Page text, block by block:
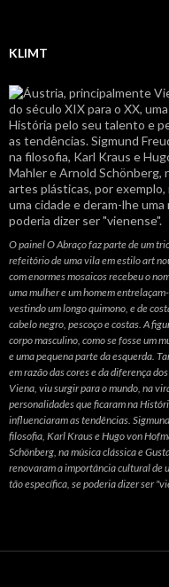
KLIMT
O painel O Abraço faz parte de um
refeitório de uma vila em estilo art
com enormes mosaicos recebeu o
uma mulher e um homem
vestindo um longo quimono, e de
cabelo negro, pescoço e costas. A
corpo masculino, como se fosse um
e uma pequena parte da esquerda.
em razão das cores e da diferença
Viena, viu surgir para o mundo, na
personalidades que ficaram na
influenciaram as tendências.
filosofia, Karl Kraus e Hugo von
Schönberg, na música clássica e
renovaram a importância cultural de
tão específica, se poderia dizer ser